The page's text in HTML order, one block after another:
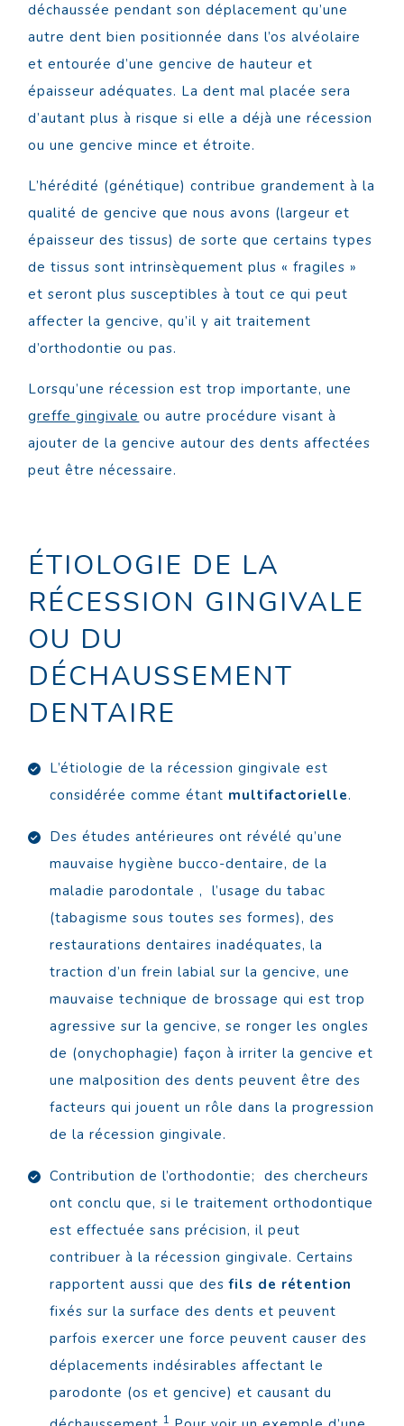
déchaussée pendant son déplacement qu’une
autre dent bien positionnée dans l’os alvéolaire
et entourée d’une gencive de hauteur et
épaisseur adéquates. La dent mal placée sera
d’autant plus à risque si elle a déjà une récession
ou une gencive mince et étroite.
L’hérédité (génétique) contribue grandement à la
qualité de gencive que nous avons (largeur et
épaisseur des tissus) de sorte que certains types
de tissus sont intrinsèquement plus « fragiles »
et seront plus susceptibles à tout ce qui peut
affecter la gencive, qu’il y ait traitement
d’orthodontie ou pas.
Lorsqu’une récession est trop importante, une
greffe gingivale ou autre procédure visant à
ajouter de la gencive autour des dents affectées
peut être nécessaire.
ÉTIOLOGIE DE LA
RÉCESSION GINGIVALE
OU DU
DÉCHAUSSEMENT
DENTAIRE
L’étiologie de la récession gingivale est
considérée comme étant multifactorielle.
Des études antérieures ont révélé qu’une
mauvaise hygiène bucco-dentaire, de la
maladie parodontale , l’usage du tabac
(tabagisme sous toutes ses formes), des
restaurations dentaires inadéquates, la
traction d’un frein labial sur la gencive, une
mauvaise technique de brossage qui est trop
agressive sur la gencive, se ronger les ongles
de (onychophagie) façon à irriter la gencive et
une malposition des dents peuvent être des
facteurs qui jouent un rôle dans la progression
de la récession gingivale.
Contribution de l’orthodontie; des chercheurs
ont conclu que, si le traitement orthodontique
est effectuée sans précision, il peut
contribuer à la récession gingivale. Certains
rapportent aussi que desfils de rétention
fixés sur la surface des dents et peuvent
parfois exercer une force peuvent causer des
déplacements indésirables affectant le
parodonte (os et gencive) et causant du
1